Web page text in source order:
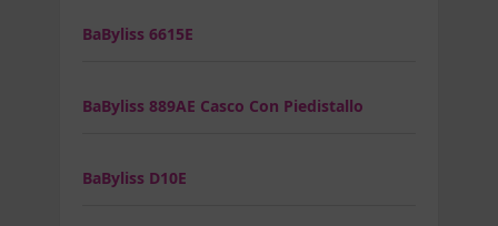
BaByliss 6615E
BaByliss 889AE Casco Con Piedistallo
BaByliss D10E